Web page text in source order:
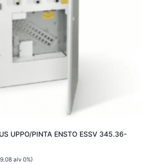
UPPO/PINTA ENSTO ESSV 345.36-
alv 0%)